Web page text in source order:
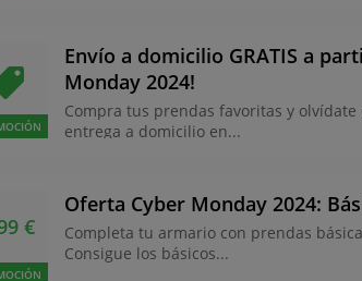
Envío a domicilio GRATIS a
Monday 2024!
Compra tus prendas favoritas y olvídate
entrega a domicilio en...
€
Oferta Cyber Monday 2024:
Completa tu armario con prendas
Consigue los básicos...